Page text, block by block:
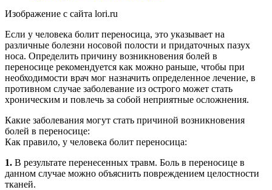
Изображение с сайта lori.ru
Если у человека болит переносица, это указывает на
различные болезни носовой полости и придаточных пазух
носа. Определить причину возникновения болей в
переносице рекомендуется как можно раньше, чтобы при
необходимости врач мог назначить определенное лечение, в
противном случае заболевание из острого может стать
хроническим и повлечь за собой неприятные осложнения.
Какие заболевания могут стать причиной возникновения
болей в переносице:
Как правило, у человека болит переносица:
1. В результате перенесенных травм. Боль в переносице в
данном случае можно объяснить повреждением целостности
тканей.